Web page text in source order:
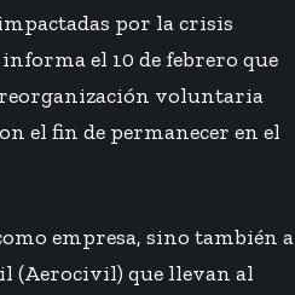
por la crisis
el 10 de febrero que
reorganización voluntaria
el fin de permanecer en el
empresa, sino también a
(Aerocivil) que llevan al